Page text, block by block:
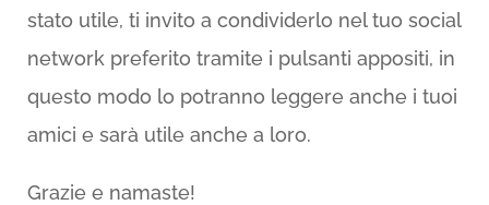
stato utile, ti invito a condividerlo nel tuo social
network preferito tramite i pulsanti appositi, in
questo modo lo potranno leggere anche i tuoi
amici e sarà utile anche a loro.
Grazie e namaste!